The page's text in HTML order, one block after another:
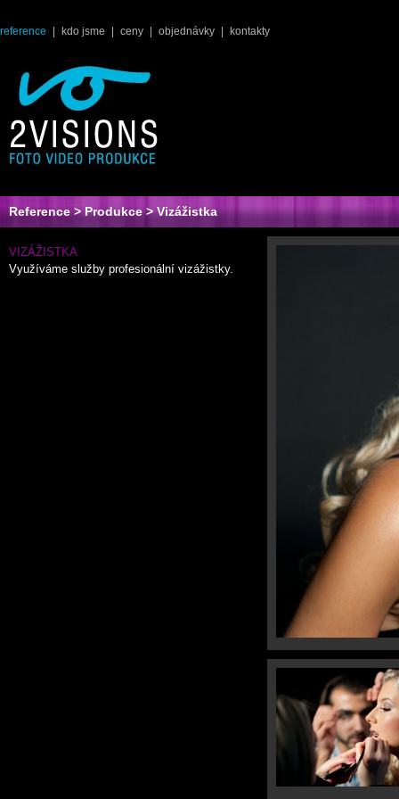
reference kdo jsme ceny objednávky kontakty
Reference>Produkce> Vizážistka
VIZÁŽISTKA
Využíváme služby profesionální vizážistky.